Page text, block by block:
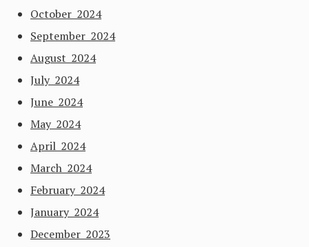
October 2024
September 2024
August 2024
July 2024
June 2024
May 2024
April 2024
March 2024
February 2024
January 2024
December 2023